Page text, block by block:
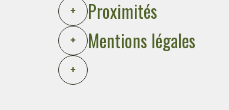
+
Proximités
+
Mentions légales
+